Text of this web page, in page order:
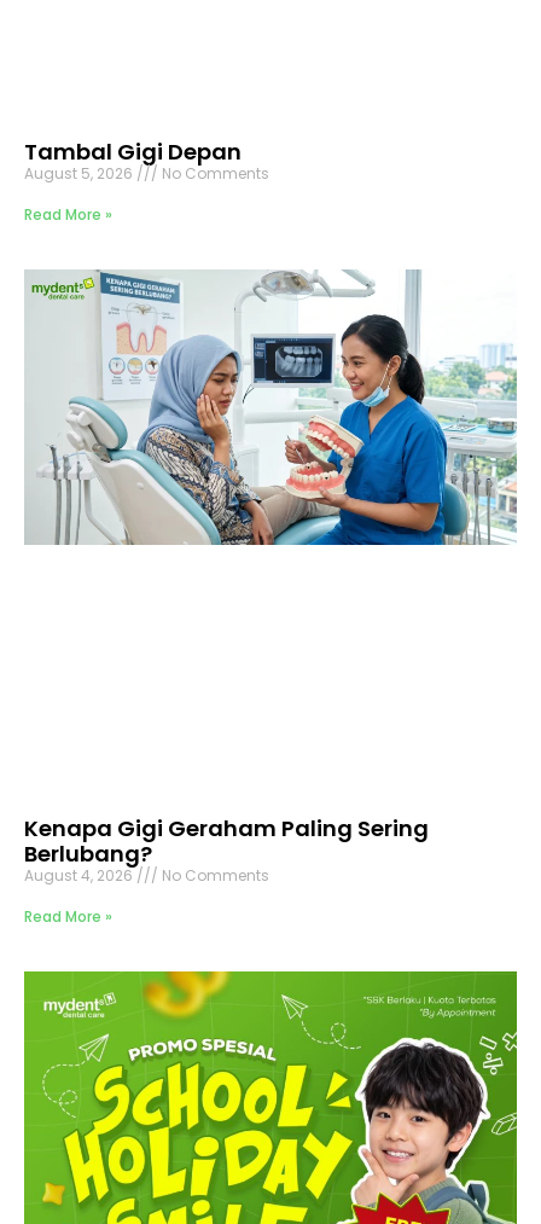
Tambal Gigi Depan
August 5, 2026
No Comments
Read More »
Kenapa Gigi Geraham Paling Sering
Berlubang?
August 4, 2026
No Comments
Read More »